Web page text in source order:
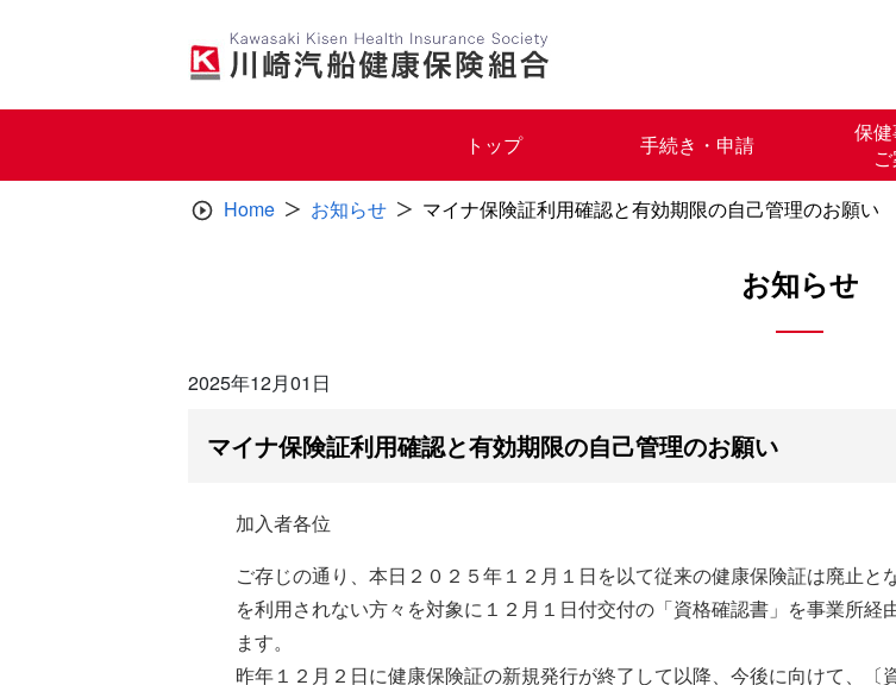
トップ 手続き・申請
保
Home お知らせ マイナ保険証利用確認と有効期限の自己管理のお願い
お知らせ
2025年12月01日
マイナ保険証利用確認と有効期限の自己管理のお願い
加入者各位
ご存じの通り、本日２０２５年１２月１日を以て従来の健康保険証は廃止
を利用されない方々を対象に１２月１日付交付の「資格確認書」を事業所
ます。
昨年１２月２日に健康保険証の新規発行が終了して以降、今後に向けて、